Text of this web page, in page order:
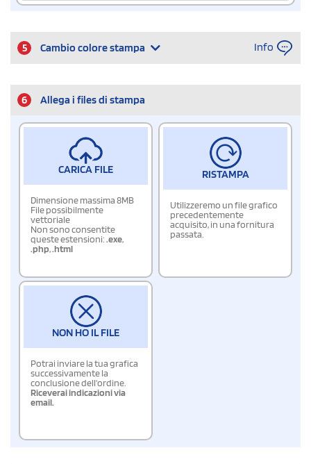
5 Cambio colore stampa Info
6 Allega i files di stampa
CARICA FILE
Dimensione massima 8MB
File possibilmente
vettoriale
Non sono consentite
queste estensioni:.exe,
.php,.html
RISTAMPA
Utilizzeremo un file grafico
precedentemente
acquisito, in una fornitura
passata.
NON HO IL FILE
Potrai inviare la tua grafica
successivamente la
conclusione dell'ordine.
Riceverai indicazioni via
email.